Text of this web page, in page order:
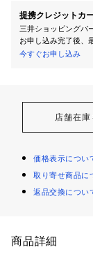
提携クレジットカ
三井ショッピングパ
お申し込み完了後、
今すぐお申し込み
店舗在
価格表示につい
取り寄せ商品に
返品交換につい
商品詳細